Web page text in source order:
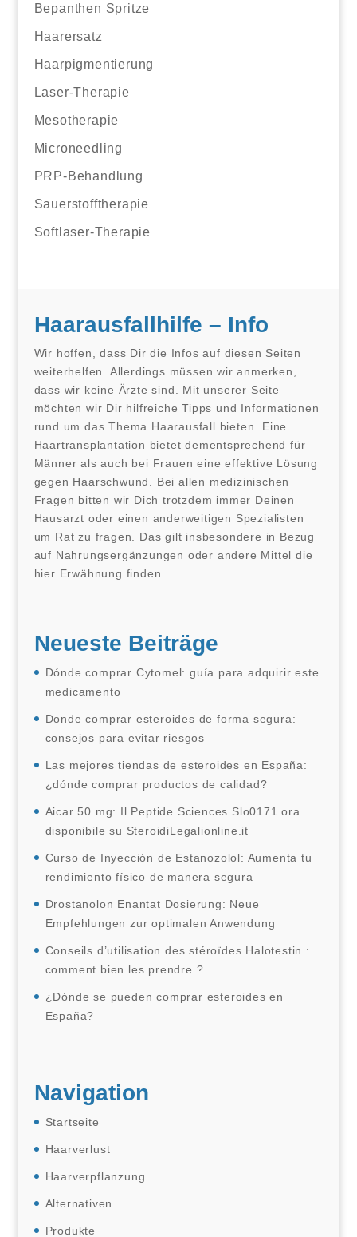
Bepanthen Spritze
Haarersatz
Haarpigmentierung
Laser-Therapie
Mesotherapie
Microneedling
PRP-Behandlung
Sauerstofftherapie
Softlaser-Therapie
Haarausfallhilfe – Info
Wir hoffen, dass Dir die Infos auf diesen Seiten
weiterhelfen. Allerdings müssen wir anmerken,
dass wir keine Ärzte sind. Mit unserer Seite
möchten wir Dir hilfreiche Tipps und Informationen
rund um das Thema Haarausfall bieten. Eine
Haartransplantation bietet dementsprechend für
Männer als auch bei Frauen eine effektive Lösung
gegen Haarschwund. Bei allen medizinischen
Fragen bitten wir Dich trotzdem immer Deinen
Hausarzt oder einen anderweitigen Spezialisten
um Rat zu fragen. Das gilt insbesondere in Bezug
auf Nahrungsergänzungen oder andere Mittel die
hier Erwähnung finden.
Neueste Beiträge
Dónde comprar Cytomel: guía para adquirir este
medicamento
Donde comprar esteroides de forma segura:
consejos para evitar riesgos
Las mejores tiendas de esteroides en España:
¿dónde comprar productos de calidad?
Aicar 50 mg: Il Peptide Sciences Slo0171 ora
disponibile su SteroidiLegalionline.it
Curso de Inyección de Estanozolol: Aumenta tu
rendimiento físico de manera segura
Drostanolon Enantat Dosierung: Neue
Empfehlungen zur optimalen Anwendung
Conseils d’utilisation des stéroïdes Halotestin :
comment bien les prendre ?
¿Dónde se pueden comprar esteroides en
España?
Navigation
Startseite
Haarverlust
Haarverpflanzung
Alternativen
Produkte